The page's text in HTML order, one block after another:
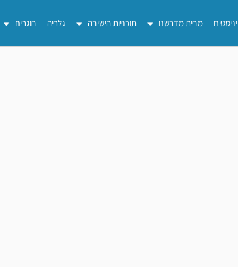
מבית מדרשנו תוכניות הישיבה גלריה בוגרים